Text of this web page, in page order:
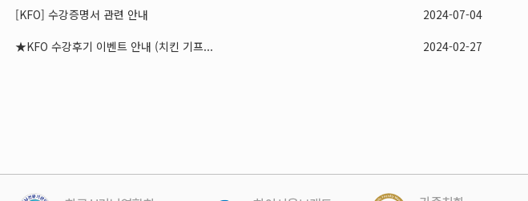
[KFO] 수강증명서 관련 안내
2024-07-04
★KFO 수강후기 이벤트 안내 (치킨 기프...
2024-02-27